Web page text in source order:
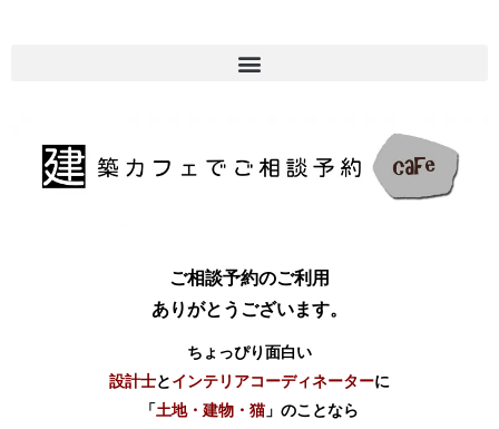
ご相談予約のご利用
ありがとうございます。
ちょっぴり面白い
設計士と インテリアコーディネーターに
「土地・建物・猫 」のことなら